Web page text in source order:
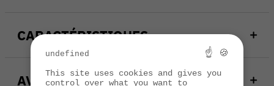
CARACTÉRISTIQUES
AVIS
undefined ☝ 🍪
This site uses cookies and gives you
control over what you want to